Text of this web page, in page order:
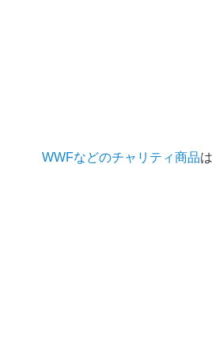
WWFなどのチャリティ商品